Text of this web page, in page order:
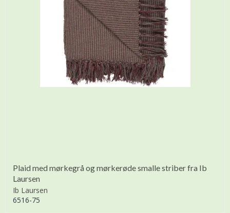
Plaid med mørkegrå og mørkerøde smalle striber fra Ib
Laursen
Ib Laursen
6516-75